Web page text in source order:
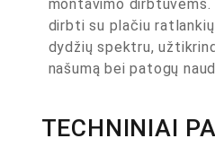
montavimo dirbtuvėms.
dirbti su plačiu ratlankių
dydžių spektru,
našumą bei patogų
TECHNINIAI